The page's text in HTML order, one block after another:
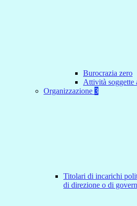
Burocrazia zero
Attività soggette
Organizzazione 3
Titolari di incarichi
di direzione o di